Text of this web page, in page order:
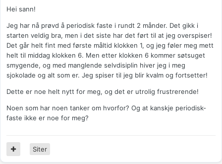
Hei sann!
Jeg har nå prøvd å periodisk faste i rundt 2 månder. Det gikk i
starten veldig bra, men i det siste har det ført til at jeg overspiser!
Det går helt fint med første måltid klokken 1, og jeg føler meg mett
helt til middag klokken 6. Men etter klokken 6 kommer søtsuget
smygende, og med manglende selvdisiplin hiver jeg i meg
sjokolade og alt som er. Jeg spiser til jeg blir kvalm og fortsetter!
Dette er noe helt nytt for meg, og det er utrolig frustrerende!
Noen som har noen tanker om hvorfor? Og at kanskje periodisk-
faste ikke er noe for meg?
Siter